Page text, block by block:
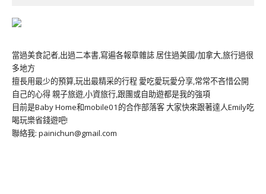
當過美食記者,出過二本書,寫遍各報章雜誌 居住過美國/加拿大,旅行過很
多地方
擅長用最少的預算,玩出最精采的行程 愛吃愛玩愛分享,常常不吝惜公開
自己的心得 親子旅遊,小資旅行,跟團或自助遊都是我的強項
目前是Baby Home和mobile01的合作部落客 大家快來跟著達人Emily吃
喝玩樂省錢遊吧!
聯絡我: painichun@gmail.com